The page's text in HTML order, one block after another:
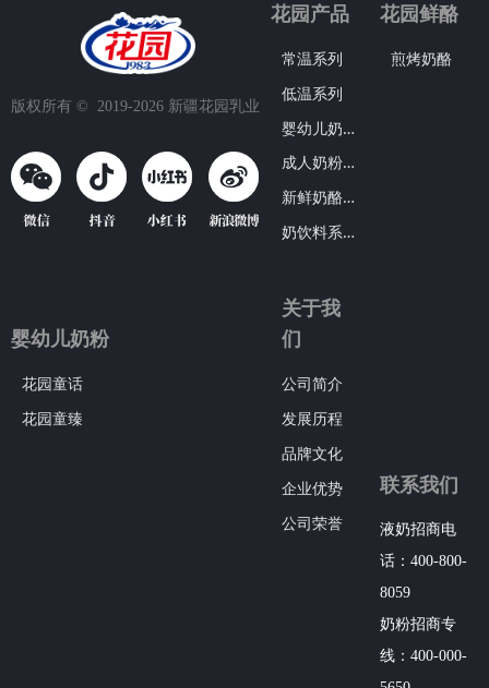
版权所有 ©  2019-2026 新疆花园乳业
联系我们
液奶招商电
话：400-800-
8059
奶粉招商专
线：400-000-
常温系列
低温系列
婴
幼儿奶粉系列
成
人奶粉系列
新
鲜奶酪系列
奶
饮料系列
花园产品 花园鲜酪
煎烤奶酪
婴幼儿奶粉
花园童话
花园童臻
关于我
们
公司简介
发展历程
品牌文化
企业优势
公司荣誉